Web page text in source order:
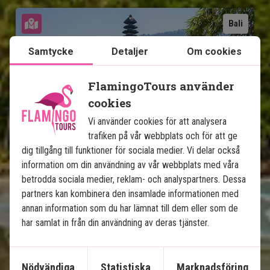
Bali
Balis höjdpunkter &
strandsemester på Nusa
Lembongan
8 nätters rundresa - Ubud, Lovina och Sanur
3 nätters strandsemester på Nusa
Lembongan
Privat chaufför/guide
Samtycke Detaljer Om cookies
FlamingoTours använder
cookies
Vi använder cookies för att analysera
trafiken på vår webbplats och för att ge
dig tillgång till funktioner för sociala medier. Vi delar också
information om din användning av vår webbplats med våra
betrodda sociala medier, reklam- och analyspartners. Dessa
partners kan kombinera den insamlade informationen med
annan information som du har lämnat till dem eller som de
har samlat in från din användning av deras tjänster.
Nödvändiga Statistiska Marknadsföring